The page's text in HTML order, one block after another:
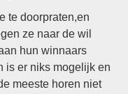
te doorpraten,en
ze naar de wil
hun winnaars
is er niks mogelijk en
meeste horen niet